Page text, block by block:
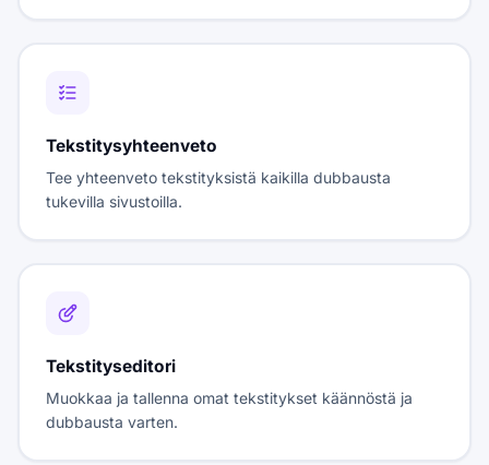
Tekstitysyhteenveto
Tee yhteenveto tekstityksistä kaikilla dubbausta
tukevilla sivustoilla.
Tekstityseditori
Muokkaa ja tallenna omat tekstitykset käännöstä ja
dubbausta varten.